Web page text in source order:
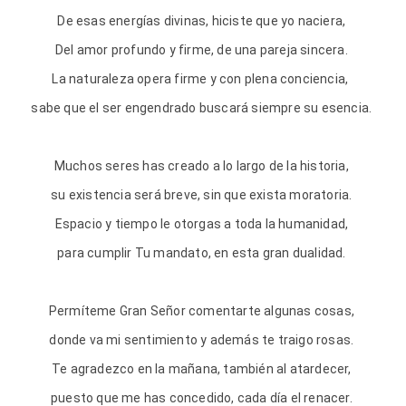
De esas energías divinas, hiciste que yo naciera,
Del amor profundo y firme, de una pareja sincera.
La naturaleza opera firme y con plena conciencia,
sabe que el ser engendrado buscará siempre su esencia.
Muchos seres has creado a lo largo de la historia,
su existencia será breve, sin que exista moratoria.
Espacio y tiempo le otorgas a toda la humanidad,
para cumplir Tu mandato, en esta gran dualidad.
Permíteme Gran Señor comentarte algunas cosas,
donde va mi sentimiento y además te traigo rosas.
Te agradezco en la mañana, también al atardecer,
puesto que me has concedido, cada día el renacer.